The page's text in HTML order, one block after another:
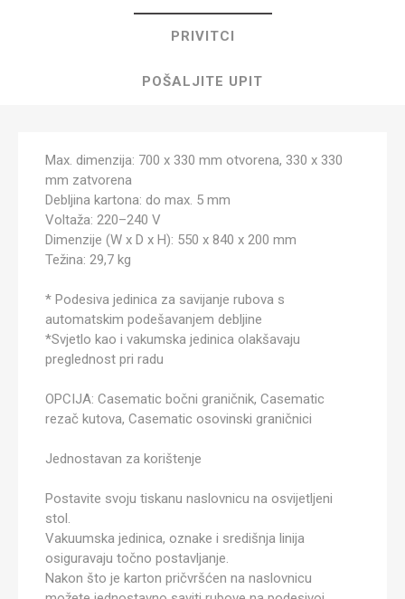
PRIVITCI
POŠALJITE UPIT
Max. dimenzija: 700 x 330 mm otvorena, 330 x 330
mm zatvorena
Debljina kartona: do max. 5 mm
Voltaža: 220–240 V
Dimenzije (W x D x H): 550 x 840 x 200 mm
Težina: 29,7 kg
* Podesiva jedinica za savijanje rubova s
automatskim podešavanjem debljine
*Svjetlo kao i vakumska jedinica olakšavaju
preglednost pri radu
OPCIJA: Casematic bočni graničnik, Casematic
rezač kutova, Casematic osovinski graničnici
Jednostavan za korištenje
Postavite svoju tiskanu naslovnicu na osvijetljeni
stol.
Vakuumska jedinica, oznake i središnja linija
osiguravaju točno postavljanje.
Nakon što je karton pričvršćen na naslovnicu